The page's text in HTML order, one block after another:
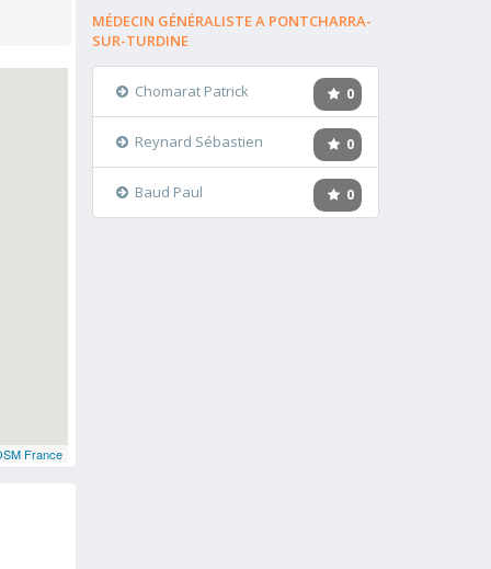
France
MÉDECIN GÉNÉRALISTE A PONTCHARRA-
SUR-TURDINE
0
Chomarat Patrick
0
Reynard Sébastien
0
Baud Paul